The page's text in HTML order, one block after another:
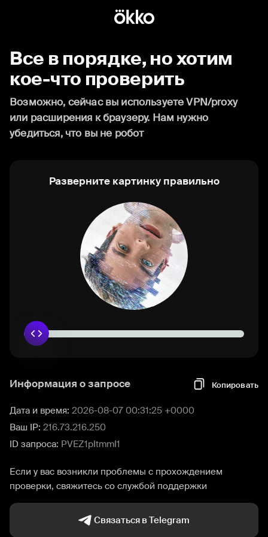
Все в порядке, но хотим
кое-что проверить
Возможно, сейчас вы используете VPN/proxy
или расширения к браузеру. Нам нужно
убедиться, что вы не робот
Разверните картинку правильно
Информация о запросе Копировать
Дата и время: 2026-08-07 00:31:25 +0000
Ваш IP: 216.73.216.250
ID запроса: PVEZ1pItmmI1
Если у вас возникли проблемы с прохождением
проверки, свяжитесь со службой поддержки
Связаться в Telegram